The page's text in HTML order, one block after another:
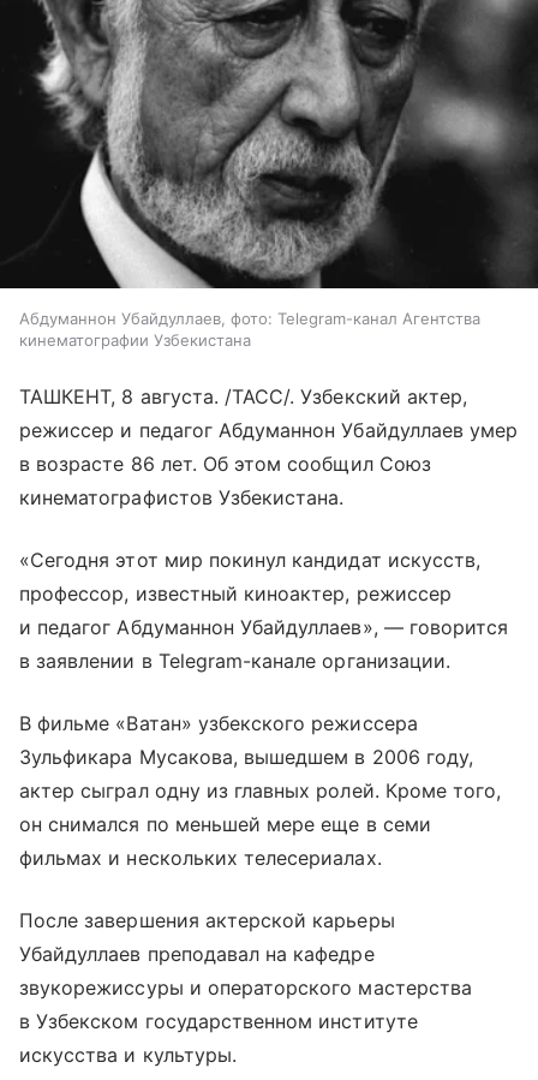
Абдуманнон Убайдуллаев, фото: Telegram-канал Агентства
кинематографии Узбекистана
ТАШКЕНТ, 8 августа. /ТАСС/. Узбекский актер,
режиссер и педагог Абдуманнон Убайдуллаев умер
в возрасте 86 лет. Об этом сообщил Союз
кинематографистов Узбекистана.
«Сегодня этот мир покинул кандидат искусств,
профессор, известный киноактер, режиссер
и педагог Абдуманнон Убайдуллаев», — говорится
в заявлении в Telegram-канале организации.
В фильме «Ватан» узбекского режиссера
Зульфикара Мусакова, вышедшем в 2006 году,
актер сыграл одну из главных ролей. Кроме того,
он снимался по меньшей мере еще в семи
фильмах и нескольких телесериалах.
После завершения актерской карьеры
Убайдуллаев преподавал на кафедре
звукорежиссуры и операторского мастерства
в Узбекском государственном институте
искусства и культуры.